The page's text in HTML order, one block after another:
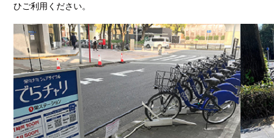
ひご利用ください。